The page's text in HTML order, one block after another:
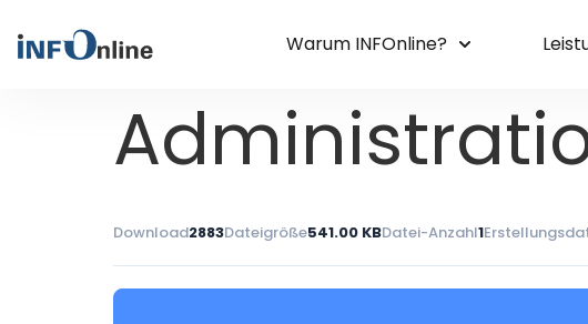
Warum INFOnline?
Download2883Dateigröße541.00 KBDatei-Anzahl1